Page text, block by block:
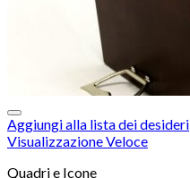
Aggiungi alla lista dei desideri
Visualizzazione Veloce
Quadri e Icone